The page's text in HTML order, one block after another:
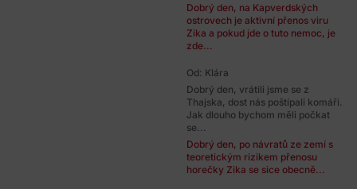
Dobrý den, na Kapverdských
ostrovech je aktivní přenos viru
Zika a pokud jde o tuto nemoc, je
zde...
Od: Klára
Dobrý den, vrátili jsme se z
Thajska, dost nás poštípali komáři.
Jak dlouho bychom měli počkat
se...
Dobrý den, po návratů ze zemí s
teoretickým rizikem přenosu
horečky Zika se sice obecně...